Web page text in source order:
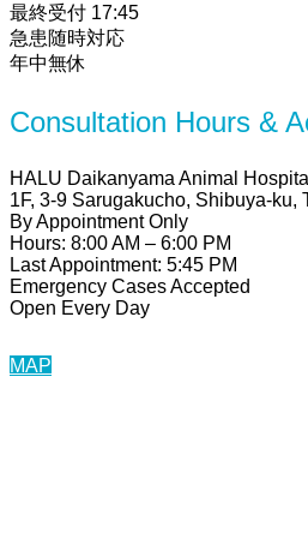
最終受付 17:45
急患随時対応
年中無休
Consultation Hours &
HALU Daikanyama Animal Hospital
1F, 3-9 Sarugakucho, Shibuya-ku,
By Appointment Only
Hours: 8:00 AM – 6:00 PM
Last Appointment: 5:45 PM
Emergency Cases Accepted
Open Every Day
MAP